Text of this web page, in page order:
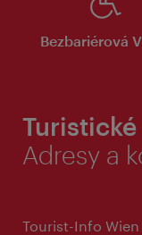
Bezbariérová
Adresy a
Tourist-Info Wien